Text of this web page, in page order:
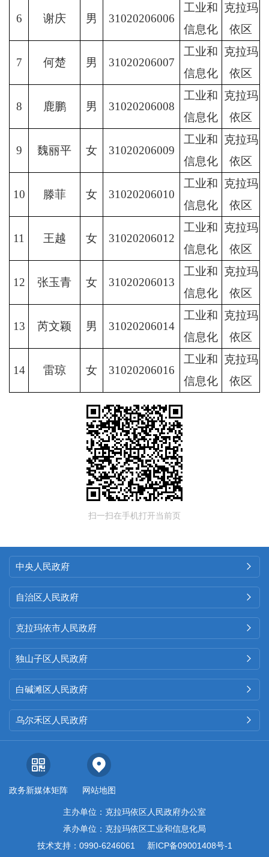
6 谢庆 男 31020206006
工业和
信息化
克拉玛
依区
7 何楚 男 31020206007
工业和
信息化
克拉玛
依区
8 鹿鹏 男 31020206008
工业和
信息化
克拉玛
依区
9 魏丽平 女 31020206009
工业和
信息化
克拉玛
依区
10 滕菲 女 31020206010
工业和
信息化
克拉玛
依区
11 王越 女 31020206012
工业和
信息化
克拉玛
依区
12 张玉青 女 31020206013
工业和
信息化
克拉玛
依区
13 芮文颖 男 31020206014
工业和
信息化
克拉玛
依区
14 雷琼 女 31020206016
工业和
信息化
克拉玛
依区
扫一扫在手机打开当前页
中央人民政府 
自治区人民政府 
克拉玛依市人民政府 
独山子区人民政府 
白碱滩区人民政府 
乌尔禾区人民政府 
政务新媒体矩阵 网站地图
主办单位：克拉玛依区人民政府办公室
承办单位：克拉玛依区工业和信息化局
技术支持：0990-6246061
新ICP备09001408号-1